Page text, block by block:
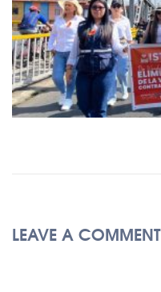
LEAVE A COMMENT